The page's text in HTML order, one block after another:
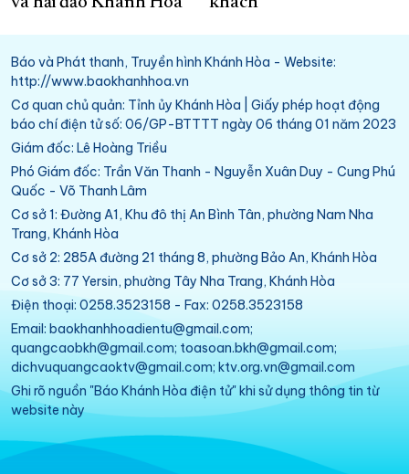
Báo và Phát thanh, Truyền hình Khánh Hòa - Website:
http://www.baokhanhhoa.vn
Cơ quan chủ quản: Tỉnh ủy Khánh Hòa | Giấy phép hoạt động
báo chí điện tử số: 06/GP-BTTTT ngày 06 tháng 01 năm 2023
Giám đốc: Lê Hoàng Triều
Phó Giám đốc: Trần Văn Thanh - Nguyễn Xuân Duy - Cung Phú
Quốc - Võ Thanh Lâm
Cơ sở 1: Đường A1, Khu đô thị An Bình Tân, phường Nam Nha
Trang, Khánh Hòa
Cơ sở 2: 285A đường 21 tháng 8, phường Bảo An, Khánh Hòa
Cơ sở 3: 77 Yersin, phường Tây Nha Trang, Khánh Hòa
Điện thoại: 0258.3523158 - Fax: 0258.3523158
Email: baokhanhhoadientu@gmail.com;
quangcaobkh@gmail.com; toasoan.bkh@gmail.com;
dichvuquangcaoktv@gmail.com; ktv.org.vn@gmail.com
Ghi rõ nguồn "Báo Khánh Hòa điện tử" khi sử dụng thông tin từ
website này